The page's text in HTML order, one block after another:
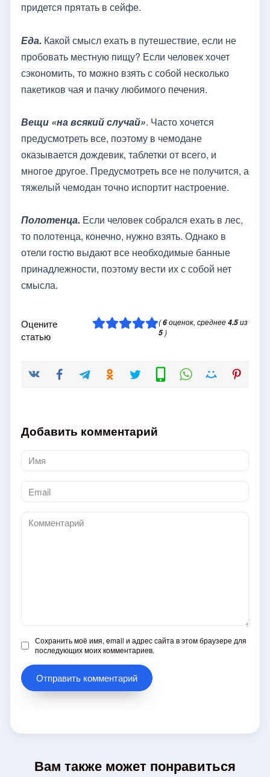
придется прятать в сейфе.
Еда. Какой смысл ехать в путешествие, если не
пробовать местную пищу? Если человек хочет
сэкономить, то можно взять с собой несколько
пакетиков чая и пачку любимого печения.
Вещи «на всякий случай». Часто хочется
предусмотреть все, поэтому в чемодане
оказывается дождевик, таблетки от всего, и
многое другое. Предусмотреть все не получится, а
тяжелый чемодан точно испортит настроение.
Полотенца. Если человек собрался ехать в лес,
то полотенца, конечно, нужно взять. Однако в
отели гостю выдают все необходимые банные
принадлежности, поэтому вести их с собой нет
смысла.
Оцените
статью
(6оценок, среднее4.5из
5)
Добавить комментарий
Имя
*
Email
*
Комментарий
Сохранить моё имя, email и адрес сайта в этом браузере для
последующих моих комментариев.
Вам также может понравиться